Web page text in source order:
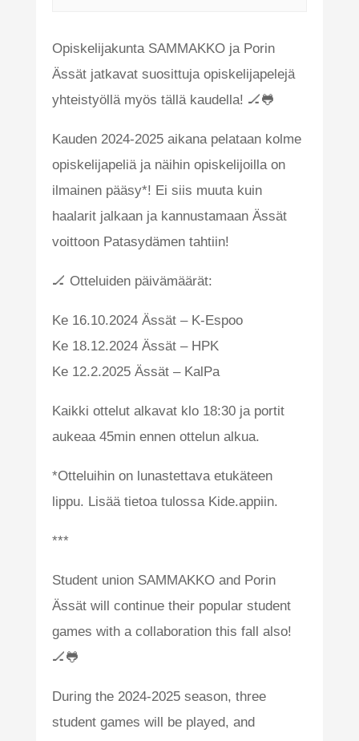
Opiskelijakunta SAMMAKKO ja Porin
Ässät jatkavat suosittuja opiskelijapelejä
yhteistyöllä myös tällä kaudella! 🏒🐸
Kauden 2024-2025 aikana pelataan kolme
opiskelijapeliä ja näihin opiskelijoilla on
ilmainen pääsy*! Ei siis muuta kuin
haalarit jalkaan ja kannustamaan Ässät
voittoon Patasydämen tahtiin!
🏒 Otteluiden päivämäärät:
Ke 16.10.2024 Ässät – K-Espoo
Ke 18.12.2024 Ässät – HPK
Ke 12.2.2025 Ässät – KalPa
Kaikki ottelut alkavat klo 18:30 ja portit
aukeaa 45min ennen ottelun alkua.
*Otteluihin on lunastettava etukäteen
lippu. Lisää tietoa tulossa Kide.appiin.
***
Student union SAMMAKKO and Porin
Ässät will continue their popular student
games with a collaboration this fall also!
🏒🐸
During the 2024-2025 season, three
student games will be played, and